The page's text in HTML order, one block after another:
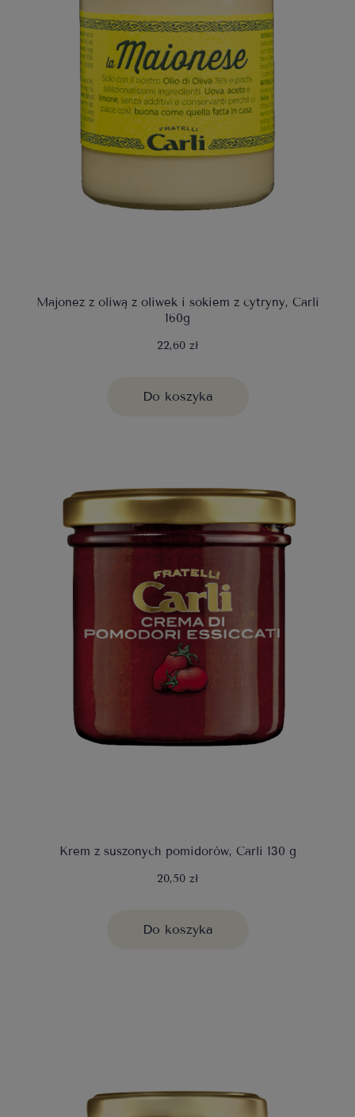
Majonez z oliwą z oliwek i sokiem z cytryny, Carli
160g
22,60 zł
Do koszyka
Krem z suszonych pomidorów, Carli 130 g
20,50 zł
Do koszyka